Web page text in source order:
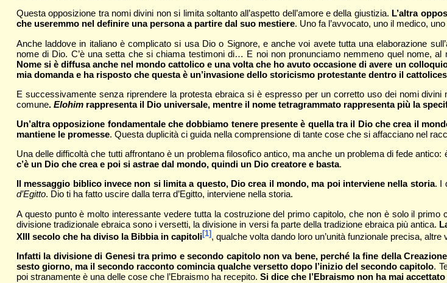
Questa opposizione tra nomi divini non si limita soltanto all’aspetto dell’amore e della giustizia. L’altra
che useremmo nel definire una persona a partire dal suo mestiere. Uno fa l’avvocato, uno il medico,
Anche laddove in italiano è complicato si usa Dio o Signore, e anche voi avete tutta una elaborazione
nome di Dio. C’è una setta che si chiama testimoni di… E noi non pronunciamo nemmeno quel nome,
Nome si è diffusa anche nel mondo cattolico e una volta che ho avuto occasione di avere un
mia domanda e ha risposto che questa è un’invasione dello storicismo protestante dentro il
E successivamente senza riprendere la protesta ebraica si è espresso per un corretto uso dei nomi
comune. Elohimrappresenta il Dio universale, mentre il nome tetragrammato rappresenta più la
Un’altra opposizione fondamentale che dobbiamo tenere presente è quella tra il Dio che crea il
mantiene le promesse. Questa duplicità ci guida nella comprensione di tante cose che si affacciano nel
Una delle difficoltà che tutti affrontano è un problema filosofico antico, ma anche un problema di fede
c’è un Dio che crea e poi si astrae dal mondo, quindi un Dio creatore e basta.
Il messaggio biblico invece non si limita a questo, Dio crea il mondo, ma poi interviene nella storia. I
d’Egitto. Dio ti ha fatto uscire dalla terra d’Egitto, interviene nella storia.
A questo punto è molto interessante vedere tutta la costruzione del primo capitolo, che non è solo il
divisione tradizionale ebraica sono i versetti, la divisione in versi fa parte della tradizione ebraica più antica.
XIII secolo che ha diviso la Bibbia in capitoli[1], qualche volta dando loro un’unità funzionale precisa, altre
Infatti la divisione di Genesi tra primo e secondo capitolo non va bene, perché la fine della
sesto giorno, ma il secondo racconto comincia qualche versetto dopo l’inizio del secondo capitolo.
poi stranamente è una delle cose che l’Ebraismo ha recepito. Si dice che l’Ebraismo non ha mai